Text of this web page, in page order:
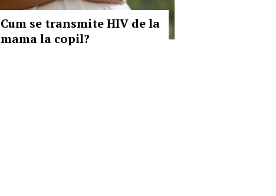
Cum se transmite HIV de la
mama la copil?